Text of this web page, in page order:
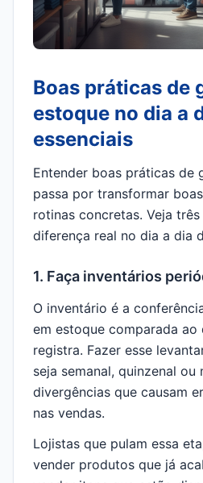
Boas práticas de
estoque no dia a
essenciais
Entender boas práticas de
passa por transformar
rotinas concretas. Veja
diferença real no dia a dia
1. Faça inventários
O inventário é a
em estoque comparada ao
registra. Fazer esse
seja semanal, quinzenal ou
divergências que causam
nas vendas.
Lojistas que pulam essa
vender produtos que já